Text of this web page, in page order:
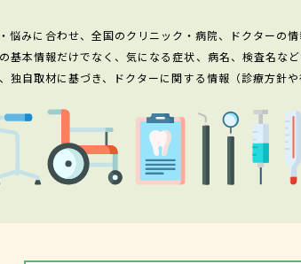
悩みに合わせ、全国のクリニック・病院、ドクターの
本情報だけでなく、気になる症状、病名、検査名な
独自取材に基づき、ドクターに関する情報（診療方針や